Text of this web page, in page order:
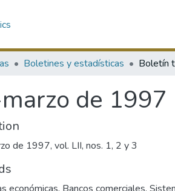
Boletines y estadísticas
de 1997
de 1997, vol. LII, nos. 1, 2 y 3